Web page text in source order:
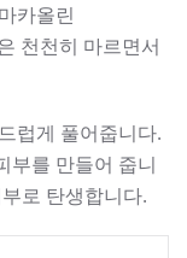
카올린
천천히 마르면서
럽게 풀어줍니다.
부를 만들어 줍니
로 탄생합니다.